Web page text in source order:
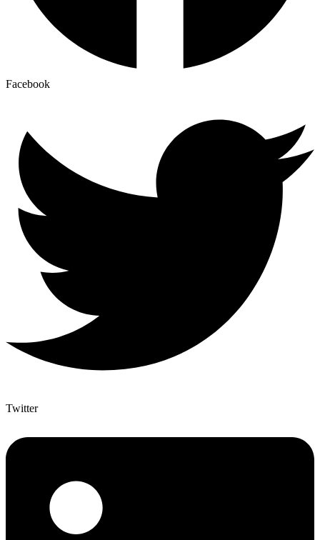
Facebook
Twitter